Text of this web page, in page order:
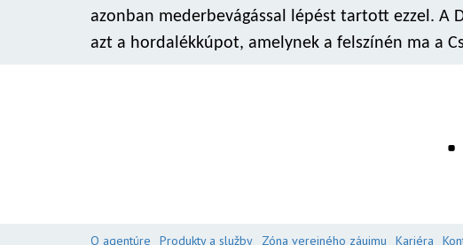
azonban mederbevágással lépést tartott ezzel. A
azt a hordalékkúpot, amelynek a felszínén ma a
O agentúre Produkty a služby Zóna verejného záujmu Kariéra